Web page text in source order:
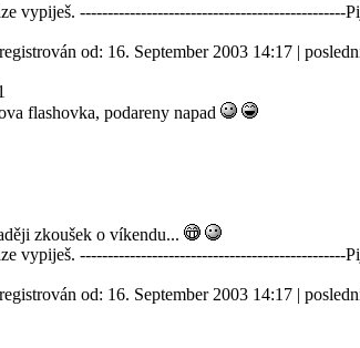
vypiješ. ------------------------------------------------
od: 16. September 2003 14:17 |
flashovka, podareny napad
zkoušek o víkendu...
vypiješ. ------------------------------------------------
od: 16. September 2003 14:17 |